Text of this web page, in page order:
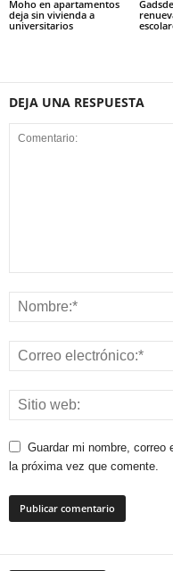
Moho en apartamentos
deja sin vivienda a
universitarios
DEJA UNA RESPUESTA
Guardar mi nombre, correo
la próxima vez que comente.